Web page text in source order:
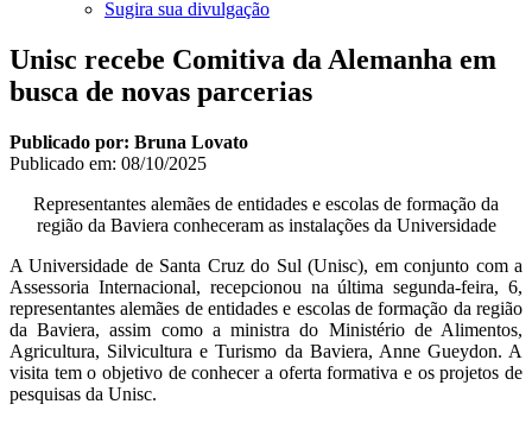
Sugira sua divulgação
Unisc recebe Comitiva da Alemanha em
busca de novas parcerias
Publicado por: Bruna Lovato
Publicado em: 08/10/2025
Representantes alemães de entidades e escolas de formação da
região da Baviera conheceram as instalações da Universidade
A Universidade de Santa Cruz do Sul (Unisc), em conjunto com a
Assessoria Internacional, recepcionou na última segunda-feira, 6,
representantes alemães de entidades e escolas de formação da região
da Baviera, assim como a ministra do Ministério de Alimentos,
Agricultura, Silvicultura e Turismo da Baviera, Anne Gueydon. A
visita tem o objetivo de conhecer a oferta formativa e os projetos de
pesquisas da Unisc.